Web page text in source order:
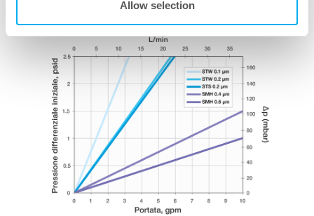
Allow selection
capsule filtranti